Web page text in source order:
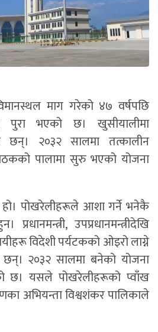
माग गरेको ४७ वर्षपछि
पुरा भएको छ। खुसीयालीमा
छन्। २०३२ सालमा तत्कालीन
पालामा सुरु भएको योजना
हो। पोखरेलीहरूले आशा गर्ने भनेकै
उपप्रधानमन्त्रीदेखि
विदेशी पर्यटकको ओइरो लाग्ने
२०३२ सालमा बनेको योजना
छ। यसले पोखरेलीहरूको प्वाँख
अभियन्ता विश्वशंकर पालिकाले